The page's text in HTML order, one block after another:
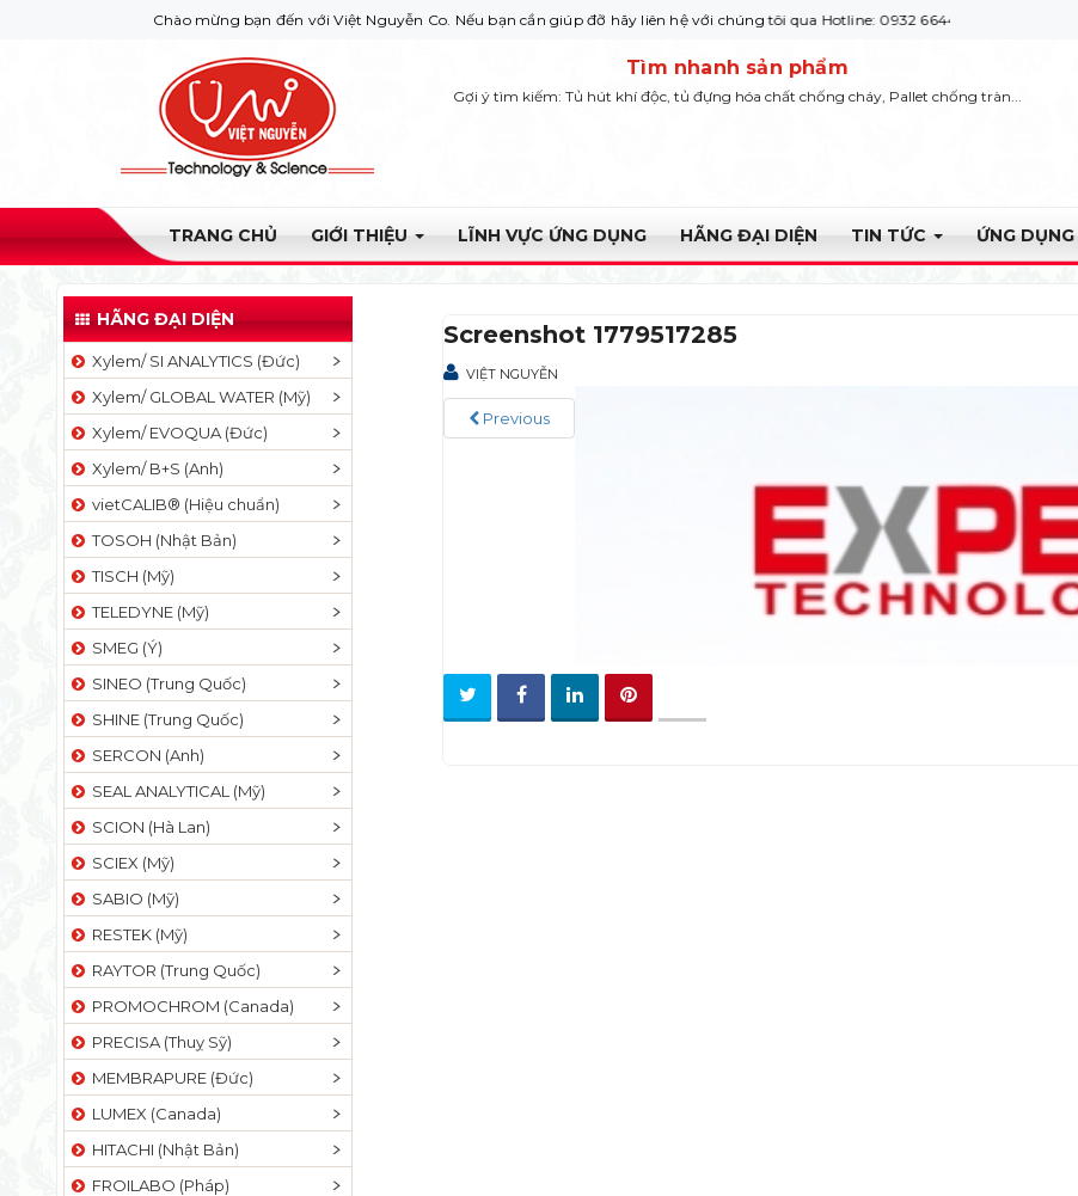
Chào mừng bạn đến với Việt Nguyễn Co. Nếu bạn cần giúp đỡ hãy liên hệ với chúng tôi qua Hotline: 0932 664422
Tìm nhanh sản phẩm
Gợi ý tìm kiếm: Tủ hút khí độc, tủ đựng hóa chất chống cháy, Pallet chống tràn...
TRANG CHỦ GIỚI THIỆU LĨNH VỰC ỨNG DỤNG HÃNG ĐẠI DIỆN TIN TỨC ỨNG
Screenshot 1779517285
VIỆT NGUYỄN
Previous
HÃNG ĐẠI DIỆN
Xylem/ SI ANALYTICS (Đức)
Xylem/ GLOBAL WATER (Mỹ)
Xylem/ EVOQUA (Đức)
Xylem/ B+S (Anh)
vietCALIB® (Hiệu chuẩn)
TOSOH (Nhật Bản)
TISCH (Mỹ)
TELEDYNE (Mỹ)
SMEG (Ý)
SINEO (Trung Quốc)
SHINE (Trung Quốc)
SERCON (Anh)
SEAL ANALYTICAL (Mỹ)
SCION (Hà Lan)
SCIEX (Mỹ)
SABIO (Mỹ)
RESTEK (Mỹ)
RAYTOR (Trung Quốc)
PROMOCHROM (Canada)
PRECISA (Thuỵ Sỹ)
MEMBRAPURE (Đức)
LUMEX (Canada)
HITACHI (Nhật Bản)
FROILABO (Pháp)